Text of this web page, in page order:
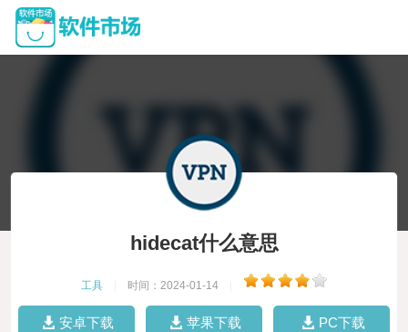
hidecat什么意思
工具 时间：2024-01-14
安卓下载 苹果下载 PC下载